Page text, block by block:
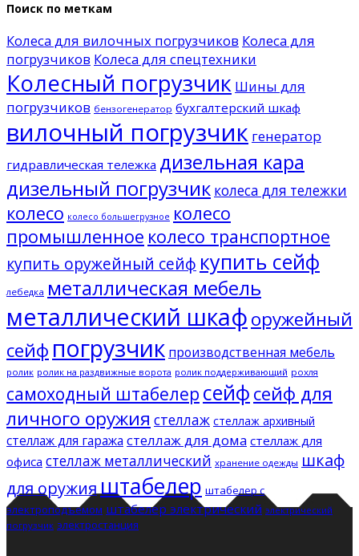
Поиск по меткам
Колеса для вилочных погрузчиков Колеса для
погрузчиков Колеса для спецтехники
Колесный погрузчик Шины для
погрузчиков бензогенератор бухгалтерский шкаф
вилочный погрузчик генератор
гидравлическая тележка дизельная кара
дизельный погрузчик колеса для тележки
колесо колесо большегрузное колесо
промышленное колесо транспортное
купить оружейный сейф купить сейф
лебедка металлическая мебель
металлический шкафоружейный
сейф погрузчик производственная мебель
ролик ролик на раздвижные ворота ролик поддерживающий рохля
самоходный штабелер сейфсейф для
личного оружия стеллаж стеллаж архивный
стеллаж для гаража стеллаж для дома стеллаж для
офиса стеллаж металлический хранение одежды шкаф
для оружияштабелер штабелер с
электроподъемом штабелер электрический электрический
погрузчик электростанция